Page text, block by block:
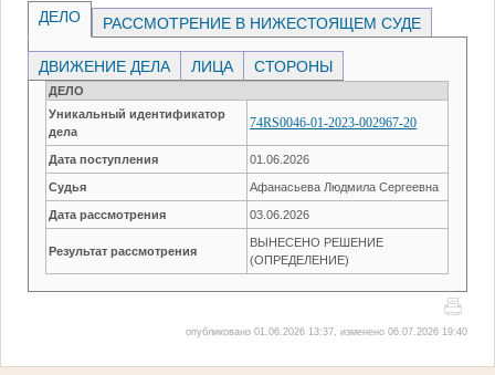
ДЕЛО РАССМОТРЕНИЕ В НИЖЕСТОЯЩЕМ СУДЕ
ДВИЖЕНИЕ ДЕЛА ЛИЦА СТОРОНЫ
ДЕЛО
Уникальный идентификатор
дела
74RS0046-01-2023-002967-20
Дата поступления 01.06.2026
Судья Афанасьева Людмила Сергеевна
Дата рассмотрения 03.06.2026
Результат рассмотрения
ВЫНЕСЕНО РЕШЕНИЕ
(ОПРЕДЕЛЕНИЕ)
опубликовано 01.06.2026 13:37, изменено 06.07.2026 19:40